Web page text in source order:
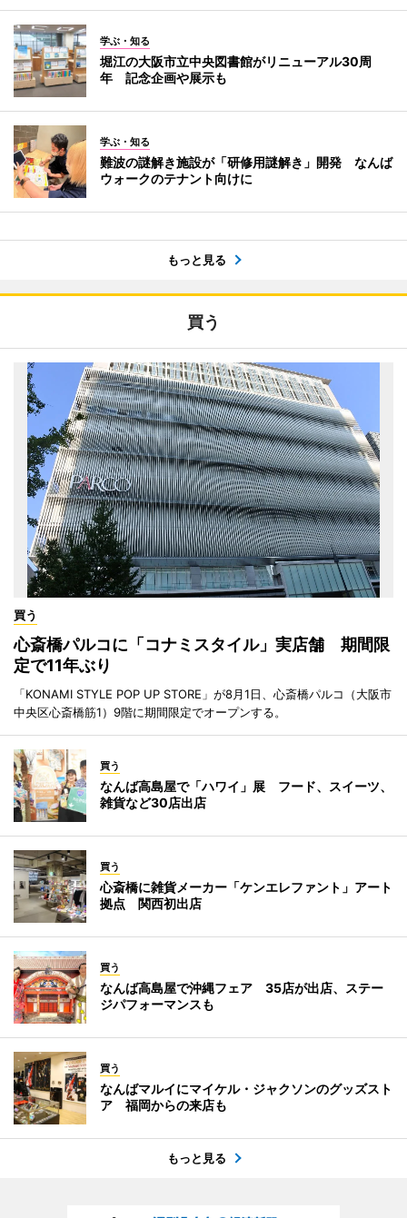
学ぶ・知る
堀江の大阪市立中央図書館がリニューアル30周
年 記念企画や展示も
学ぶ・知る
難波の謎解き施設が「研修用謎解き」開発 なんば
ウォークのテナント向けに
もっと見る
買う
買う
心斎橋パルコに「コナミスタイル」実店舗 期間限
定で11年ぶり
「KONAMI STYLE POP UP STORE」が8月1日、心斎橋パルコ（大阪市
中央区心斎橋筋1）9階に期間限定でオープンする。
買う
なんば高島屋で「ハワイ」展 フード、スイーツ、
雑貨など30店出店
買う
心斎橋に雑貨メーカー「ケンエレファント」アート
拠点 関西初出店
買う
なんば高島屋で沖縄フェア 35店が出店、ステー
ジパフォーマンスも
買う
なんばマルイにマイケル・ジャクソンのグッズスト
ア 福岡からの来店も
もっと見る